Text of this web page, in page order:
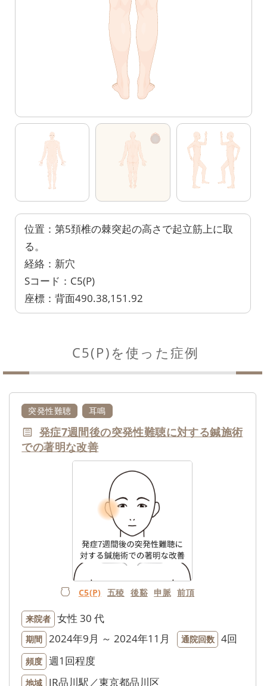
位置：第5頚椎の棘突起の高さで起立筋上に取
る。
経絡：新穴
Sコード：C5(P)
座標：背面490.38,151.92
C5(P)を使った症例
突発性難聴 耳鳴
発症7週間後の突発性難聴に対する鍼施術
での著明な改善
C5(P) 五稜 後谿 申脈 前頂
来院者 女性 30 代
期間 2024年9月 ～ 2024年11月 通院回数 4回
頻度 週1回程度
地域 JR品川駅／東京都品川区